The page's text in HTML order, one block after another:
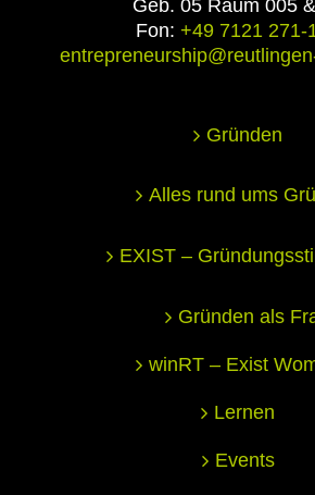
Geb. 05 Raum 005
Fon: +49 7121 271-
Gründen
Alles rund ums
EXIST –
Gründen als
winRT – Exist
Lernen
Events